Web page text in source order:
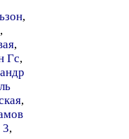
,
,
,
Гс,
,
3,